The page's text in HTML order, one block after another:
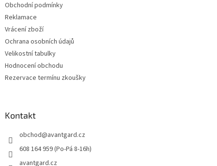
Obchodní podmínky
Reklamace
Vrácení zboží
Ochrana osobních údajů
Velikostní tabulky
Hodnocení obchodu
Rezervace termínu zkoušky
Kontakt
obchod@avantgard.cz
608 164 959 (Po-Pá 8-16h)
avantgard.cz